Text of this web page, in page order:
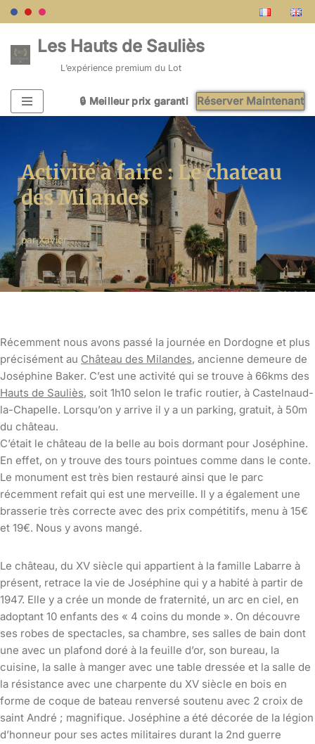
au
🔒 Meilleur prix garanti
🔒 Meilleur prix garanti
Les Hauts de Sauliès
L’expérience premium du Lot
🔒 Meilleur prix garanti Réserver Maintenant
🔒 Meilleur prix garanti
🔒 Meilleur prix garanti
Activité à faire : Le chateau
des Milandes
parXavier
Récemment nous avons passé la journée en Dordogne et plus
précisément au Château des Milandes, ancienne demeure de
Joséphine Baker. C’est une activité qui se trouve à 66kms des
Hauts de Sauliès, soit 1h10 selon le trafic routier, à Castelnaud-
la-Chapelle. Lorsqu’on y arrive il y a un parking, gratuit, à 50m
du château.
C’était le château de la belle au bois dormant pour Joséphine.
En effet, on y trouve des tours pointues comme dans le conte.
Le monument est très bien restauré ainsi que le parc
récemment refait qui est une merveille. Il y a également une
brasserie très correcte avec des prix compétitifs, menu à 15€
et 19€. Nous y avons mangé.
Le château, du XV siècle qui appartient à la famille Labarre à
présent, retrace la vie de Joséphine qui y a habité à partir de
1947. Elle y a crée un monde de fraternité, un arc en ciel, en
adoptant 10 enfants des « 4 coins du monde ». On découvre
ses robes de spectacles, sa chambre, ses salles de bain dont
une avec un plafond doré à la feuille d’or, son bureau, la
cuisine, la salle à manger avec une table dressée et la salle de
la résistance avec une charpente du XV siècle en bois en
forme de coque de bateau renversé soutenu avec 2 croix de
saint André ; magnifique. Joséphine a été décorée de la légion
d’honneur pour ses actes militaires durant la 2nd guerre